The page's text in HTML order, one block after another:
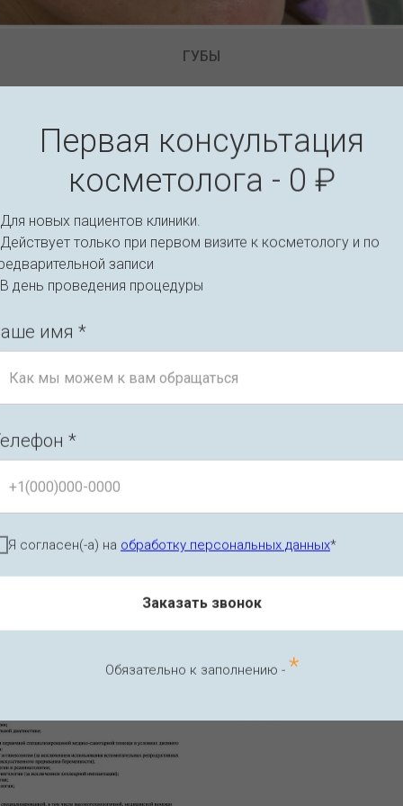
Первая консультация
косметолога - 0 ₽
Для новых пациентов клиники.
Действует только при первом визите к косметологу и по
записи
день проведения процедуры
имя *
*
Я согласен(-а) на обработку персональных данных*
Заказать звонок
Обязательно к заполнению - *
КОНТУРНАЯ ПЛАСТИКА ЛИЦА
Запишитесь прямо сейчас
осмотр и
на право осуществления медицинской